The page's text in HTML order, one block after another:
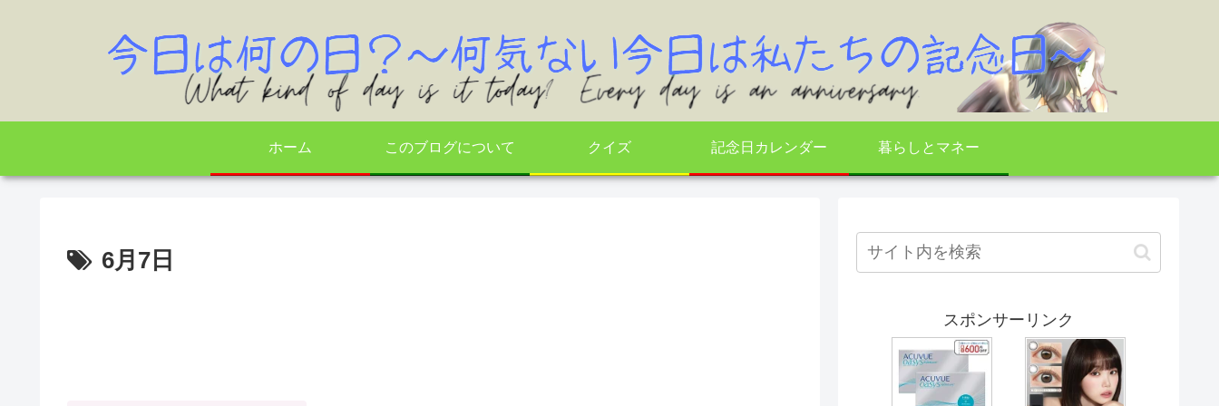
ホーム このブログについて クイズ 記念日カレンダー 暮らしとマネー
6月7日
スポンサーリンク